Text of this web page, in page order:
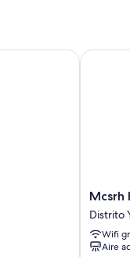
Mcsrh
Hotel-
Guiyang
Distrito
Mcsrh
Distrito
Wifi
Aire
Mcsrh